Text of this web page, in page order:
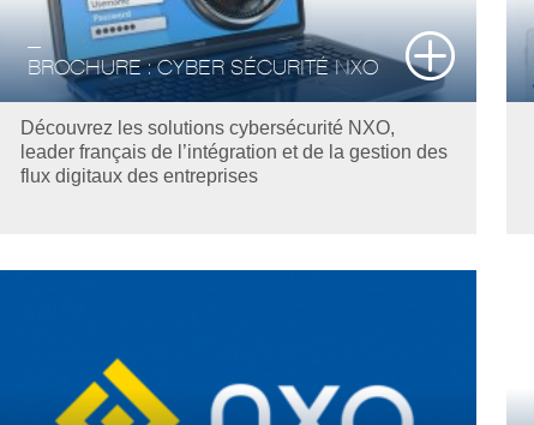
BROCHURE : CYBER SÉCURITÉ NXO
Découvrez les solutions cybersécurité NXO,
leader français de l’intégration et de la gestion des
flux digitaux des entreprises